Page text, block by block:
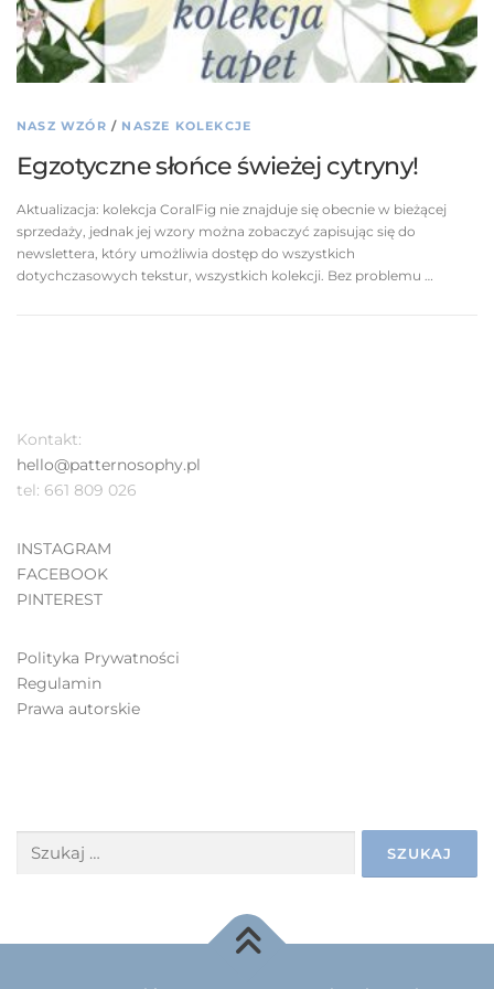
NASZ WZÓR / NASZE KOLEKCJE
Egzotyczne słońce świeżej cytryny!
Aktualizacja: kolekcja CoralFig nie znajduje się obecnie w bieżącej
sprzedaży, jednak jej wzory można zobaczyć zapisując się do
newslettera, który umożliwia dostęp do wszystkich
dotychczasowych tekstur, wszystkich kolekcji. Bez problemu …
Kontakt:
hello@patternosophy.pl
tel: 661 809 026
INSTAGRAM
FACEBOOK
PINTEREST
Polityka Prywatności
Regulamin
Prawa autorskie